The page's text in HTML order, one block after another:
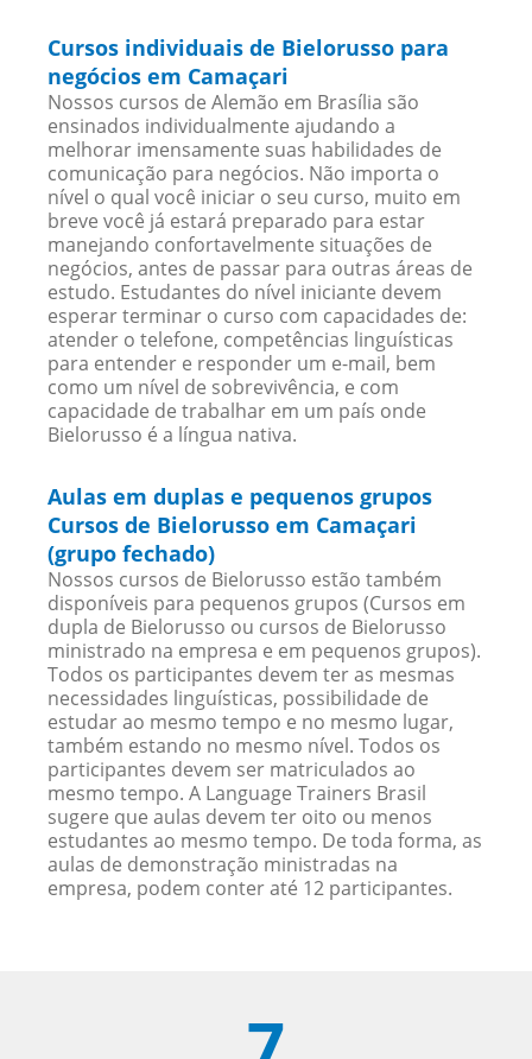
Cursos individuais de Bielorusso para
negócios em Camaçari
Nossos cursos de Alemão em Brasília são
ensinados individualmente ajudando a
melhorar imensamente suas habilidades de
comunicação para negócios. Não importa o
nível o qual você iniciar o seu curso, muito em
breve você já estará preparado para estar
manejando confortavelmente situações de
negócios, antes de passar para outras áreas de
estudo. Estudantes do nível iniciante devem
esperar terminar o curso com capacidades de:
atender o telefone, competências linguísticas
para entender e responder um e-mail, bem
como um nível de sobrevivência, e com
capacidade de trabalhar em um país onde
Bielorusso é a língua nativa.
Aulas em duplas e pequenos grupos
Cursos de Bielorusso em Camaçari
(grupo fechado)
Nossos cursos de Bielorusso estão também
disponíveis para pequenos grupos (Cursos em
dupla de Bielorusso ou cursos de Bielorusso
ministrado na empresa e em pequenos grupos).
Todos os participantes devem ter as mesmas
necessidades linguísticas, possibilidade de
estudar ao mesmo tempo e no mesmo lugar,
também estando no mesmo nível. Todos os
participantes devem ser matriculados ao
mesmo tempo. A Language Trainers Brasil
sugere que aulas devem ter oito ou menos
estudantes ao mesmo tempo. De toda forma, as
aulas de demonstração ministradas na
empresa, podem conter até 12 participantes.